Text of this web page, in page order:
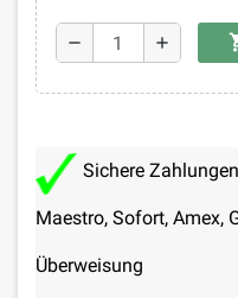
remove add
Sichere
Maestro, Sofort, Amex,
Überweisung